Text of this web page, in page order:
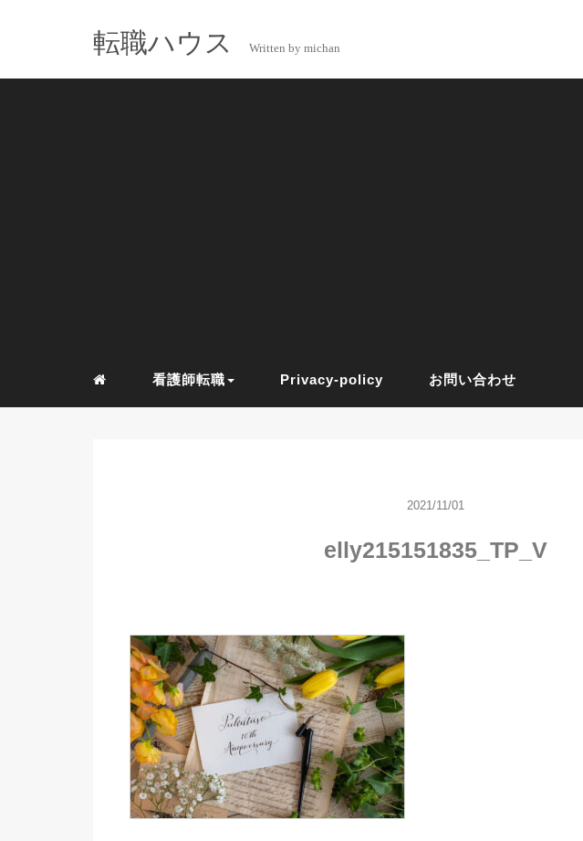
転職ハウス Written by michan
看護師転職 Privacy-policy お問い合わせ
2021/11/01
elly215151835_TP_V